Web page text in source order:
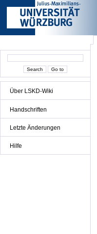
Über LSKD-Wiki
Handschriften
Letzte Änderungen
Hilfe